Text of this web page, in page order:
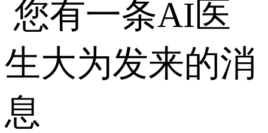
您有一条AI医
生大为发来的消
息